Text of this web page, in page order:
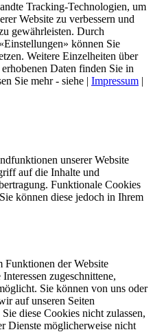
Tracking-Technologien, um
Website zu verbessern und
gewährleisten. Durch
können Sie
Weitere Einzelheiten über
Daten finden Sie in
Sie mehr - siehe | Impressum
unserer Website
auf die Inhalte und
Funktionale Cookies
können diese jedoch in Ihrem
Funktionen der Website
zugeschnittene,
Sie können von uns oder
auf unseren Seiten
diese Cookies nicht zulassen,
Dienste möglicherweise nicht